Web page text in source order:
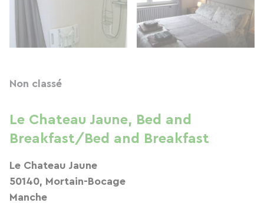
Non classé
Le Chateau Jaune, Bed and
Breakfast/Bed and Breakfast
Le Chateau Jaune
50140, Mortain-Bocage
Manche